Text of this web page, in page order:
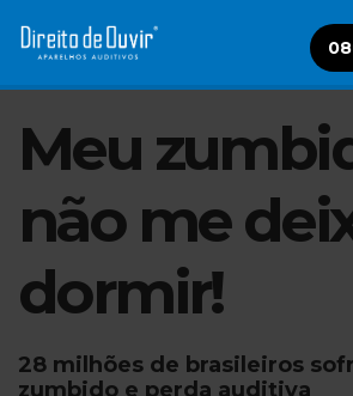
Meu
não me
dormir!
28 milhões de brasileiros
zumbido e perda auditiva